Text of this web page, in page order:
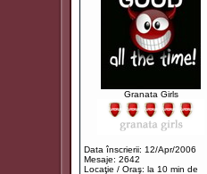
Granata Girls
Data înscrierii: 12/Apr/2006
Mesaje: 2642
Locaţie / Oraş: la 10 min de